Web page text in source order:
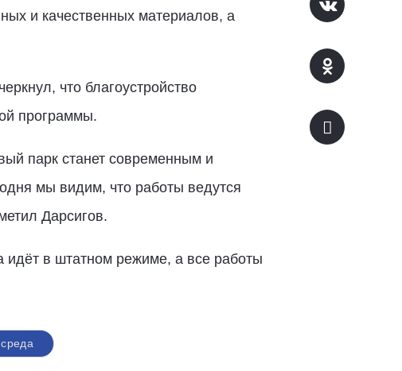
и качественных материалов, а
что благоустройство
программы.
парк станет современным и
мы видим, что работы ведутся
Дарсигов.
идёт в штатном режиме, а все работы